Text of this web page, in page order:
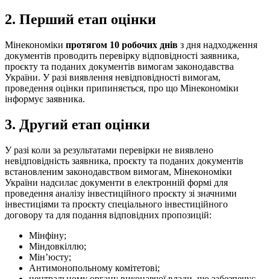
2. Перший етап оцінки
Мінекономіки протягом 10 робочих днів з дня надходження
документів проводить перевірку відповідності заявника,
проєкту та поданих документів вимогам законодавства
України. У разі виявлення невідповідності вимогам,
проведення оцінки припиняється, про що Мінекономіки
інформує заявника.
3. Другий етап оцінки
У разі коли за результатами перевірки не виявлено
невідповідність заявника, проєкту та поданих документів
встановленим законодавством вимогам, Мінекономіки
України надсилає документи в електронній формі для
проведення аналізу інвестиційного проєкту зі значними
інвестиціями та проєкту спеціального інвестиційного
договору та для подання відповідних пропозицій:
Мінфіну;
Міндовкіллю;
Мін’юсту;
Антимонопольному комітетові;